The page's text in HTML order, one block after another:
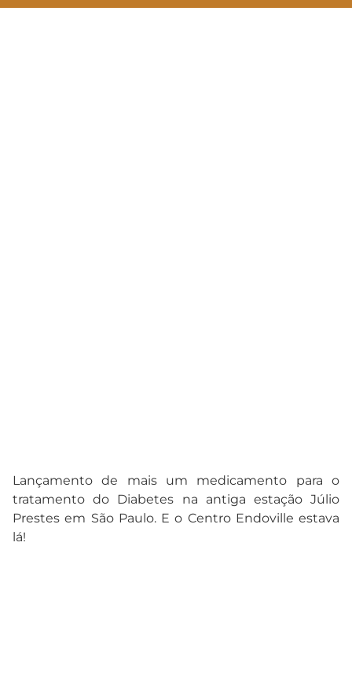
Lançamento de mais um medicamento para o
tratamento do Diabetes na antiga estação Júlio
Prestes em São Paulo. E o Centro Endoville estava
lá!